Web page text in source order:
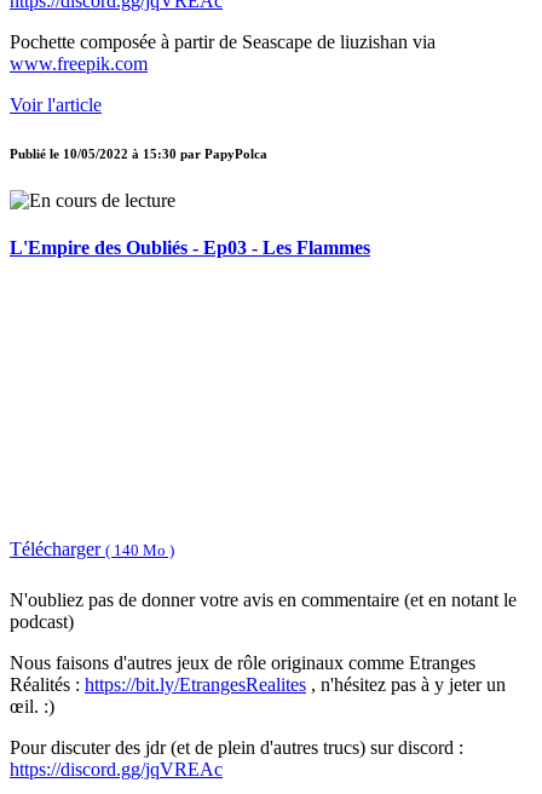
Pochette composée à partir de Seascape de liuzishan via
www.freepik.com
Voir l'article
Publié le 10/05/2022 à 15:30 par PapyPolca
L'Empire des Oubliés - Ep03 - Les Flammes
Télécharger ( 140 Mo )
N'oubliez pas de donner votre avis en commentaire (et en notant le
podcast)
Nous faisons d'autres jeux de rôle originaux comme Etranges
Réalités : https://bit.ly/EtrangesRealites , n'hésitez pas à y jeter un
œil. :)
Pour discuter des jdr (et de plein d'autres trucs) sur discord :
https://discord.gg/jqVREAc